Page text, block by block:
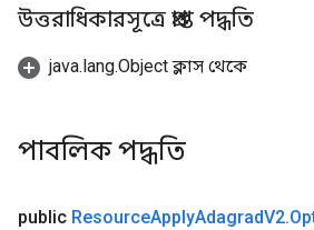
উত্তরাধিকারসূত্রে প্রাপ্ত পদ্ধতি
java.lang.Object ক্লাস থেকে
পাবলিক পদ্ধতি
public ResourceApplyAdagradV2.